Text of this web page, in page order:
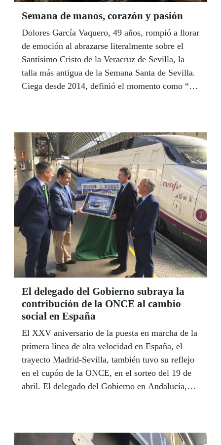
Semana de manos, corazón y pasión
Dolores García Vaquero, 49 años, rompió a llorar
de emoción al abrazarse literalmente sobre el
Santísimo Cristo de la Veracruz de Sevilla, la
talla más antigua de la Semana Santa de Sevilla.
Ciega desde 2014, definió el momento como “un
oportunidad de recorrer con sus manos algunas
de las tallas más emblemáticas de la Semana
Santa de Andalucía.
El delegado del Gobierno subraya la
contribución de la ONCE al cambio
social en España
El XXV aniversario de la puesta en marcha de la
primera línea de alta velocidad en España, el
trayecto Madrid-Sevilla, también tuvo su reflejo
en el cupón de la ONCE, en el sorteo del 19 de
abril. El delegado del Gobierno en Andalucía,
la ONCE, Cristóbal Martínez, "el Ave ha sido